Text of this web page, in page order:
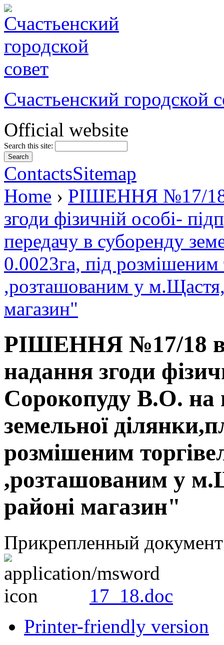
Счастьенский городской
Official website
Search this site:
ContactsSitemap
Home › РІШЕННЯ №17/18
згоди фізичній особі-
передачу в суборенду
0.0023га, під розмішеним
,розташованим у
магазин"
РІШЕННЯ №17/18
надання згоди
Сорокопуду В.О. на
земельної
розмішеним
,розташованим у
районі магазин"
Прикрепленный
17_18.doc
Printer-friendly version